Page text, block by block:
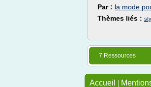
Par : la mode
Thèmes liés :
7 Ressources
Accueil |